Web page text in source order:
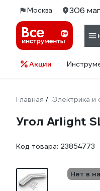
Москва 306
Акции
Главная / Электрика и
Угол Arlight
Код товара: 23854773
Нет в